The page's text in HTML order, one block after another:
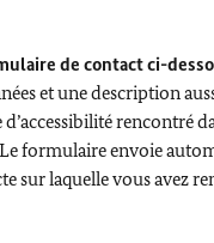
de contact ci-
et une description
rencontré
formulaire envoie
sur laquelle vous avez